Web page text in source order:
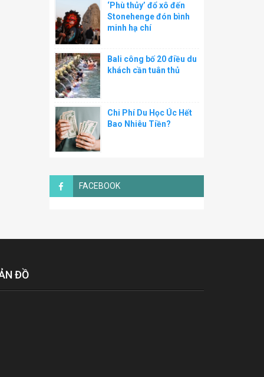
‘Phù thủy’ đổ xô đến
Stonehenge đón bình
minh hạ chí
Bali công bố 20 điều du
khách cần tuân thủ
Chi Phí Du Học Úc Hết
Bao Nhiêu Tiền?
FACEBOOK
ĐỒ